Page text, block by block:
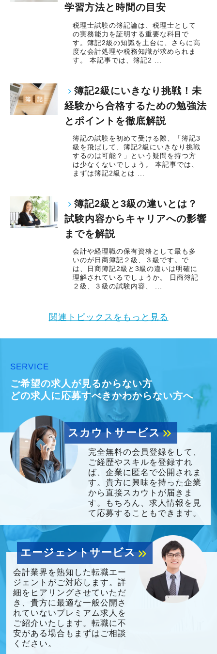
学習方法と時間の目安
税理士試験の簿記論は、税理士として
の実務能力を証明する重要な科目で
す。簿記2級の知識を土台に、さらに高
度な会計処理や税務知識が求められま
す。 本記事では、簿記2 ...
簿記2級にいきなり挑戦！未
経験から合格するための勉強法
とポイントを徹底解説
簿記の試験を初めて受ける際、「簿記3
級を飛ばして、簿記2級にいきなり挑戦
するのは可能？」という疑問を持つ方
は少なくないでしょう。 本記事では、
まずは簿記2級とは ...
簿記2級と3級の違いとは？
試験内容からキャリアへの影響
までを解説
会計や経理職の保有資格として最も多
いのが日商簿記２級、３級です。で
は、日商簿記2級と3級の違いは明確に
理解されているでしょうか。 日商簿記
２級、３級の試験内容、 ...
関連トピックスをもっと見る
SERVICE
ご希望の求人が見るからない方
どの求人に応募すべきかわからない方へ
スカウトサービスkeyboard_double_arrow_right
完全無料の会員登録をして、
ご経歴やスキルを登録すれ
ば、企業に匿名で公開されま
す。貴方に興味を持った企業
から直接スカウトが届きま
す。もちろん、求人情報を見
て応募することもできます。
エージェントサービスkeyboard_double_arrow_right
会計業界を熟知した転職エー
ジェントがご対応します。詳
細をヒアリングさせていただ
き、貴方に最適な一般公開さ
れていないプレミアム求人を
ご紹介いたします。転職に不
安がある場合もまずはご相談
ください。